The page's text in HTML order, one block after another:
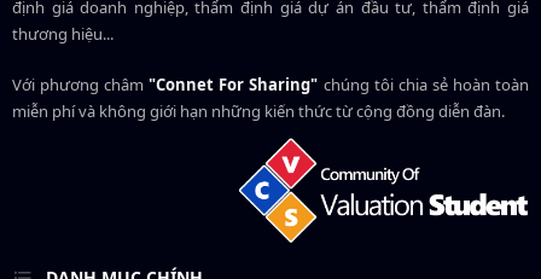
định giá doanh nghiệp, thẩm định giá dự án đầu tư, thẩm định giá
thương hiệu...
Với phương châm"Connet For Sharing" chúng tôi chia sẻ hoàn toàn
miễn phí và không giới hạn những kiến thức từ cộng đồng diễn đàn.